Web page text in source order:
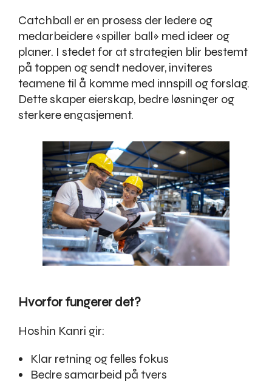
Catchball er en prosess der ledere og
medarbeidere «spiller ball» med ideer og
planer. I stedet for at strategien blir bestemt
på toppen og sendt nedover, inviteres
teamene til å komme med innspill og forslag.
Dette skaper eierskap, bedre løsninger og
sterkere engasjement.
Hvorfor fungerer det?
Hoshin Kanri gir:
Klar retning og felles fokus
Bedre samarbeid på tvers